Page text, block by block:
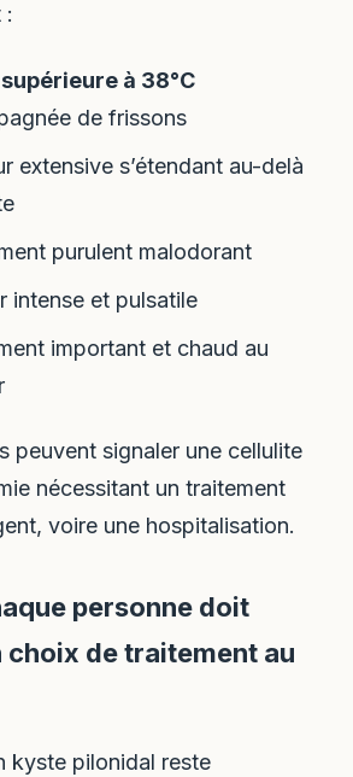
:
à 38°C
de frissons
extensive s’étendant au-delà
purulent malodorant
intense et pulsatile
important et chaud au
peuvent signaler une cellulite
nécessitant un traitement
voire une hospitalisation.
personne doit
choix de traitement au
kyste pilonidal reste